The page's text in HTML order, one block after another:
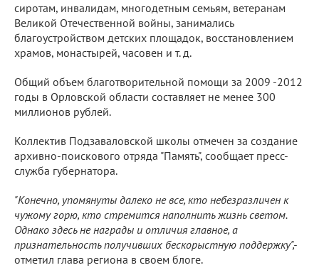
сиротам, инвалидам, многодетным семьям, ветеранам
Великой Отечественной войны, занимались
благоустройством детских площадок, восстановлением
храмов, монастырей, часовен и т. д.
Общий объем благотворительной помощи за 2009 -2012
годы в Орловской области составляет не менее 300
миллионов рублей.
Коллектив Подзаваловской школы отмечен за создание
архивно-поискового отряда "Память", сообщает пресс-
служба губернатора.
"Конечно, упомянуты далеко не все, кто небезразличен к
чужому горю, кто стремится наполнить жизнь светом.
Однако здесь не награды и отличия главное, а
признательность получивших бескорыстную поддержку",-
отметил глава региона в своем блоге.